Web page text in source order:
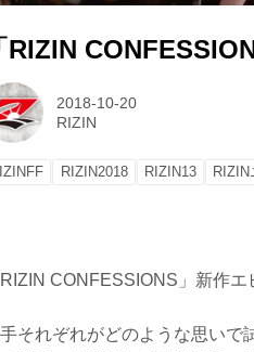
RIZIN
2018-10-20
RIZIN
RIZIN2018 RIZIN13 RIZIN
RIZIN CONFESSIONS」新作エ
それぞれがどのような思いで